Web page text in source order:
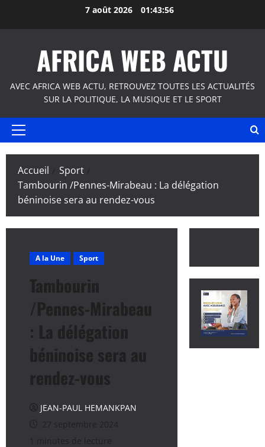
7 août 2026 01:43:57
AFRICA WEB ACTU
AVEC AFRICA WEB ACTU, RETROUVEZ TOUTES LES ACTUALITÉS
SUR LA POLITIQUE, LA MUSIQUE ET LE SPORT
Menu
Accueil
Sport
Tambourin /Pennes-Mirabeau : La délégation
béninoise sera au rendez-vous
A la Une Sport
Tambourin
/Pennes-Mirabeau
: La délégation
béninoise sera au
rendez-vous
JEAN-PAUL HEMANKPAN
27 septembre 2024
1 minutes de lecture